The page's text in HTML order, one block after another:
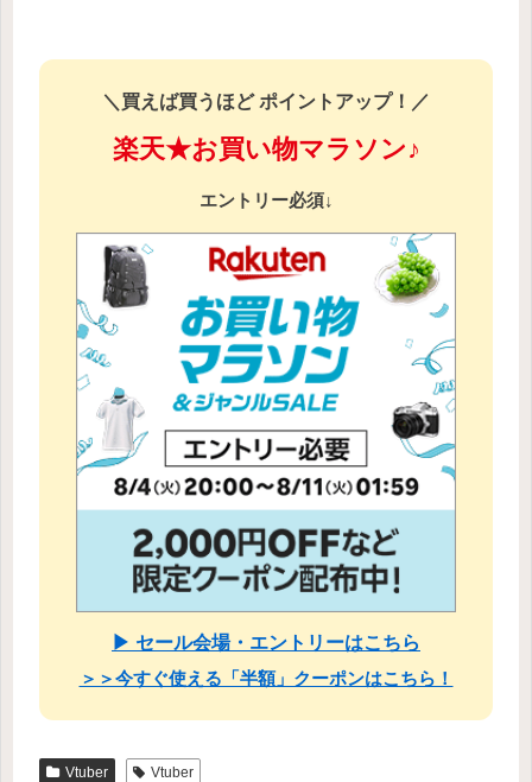
＼買えば買うほど ポイントアップ！／
楽天★お買い物マラソン♪
エントリー必須↓
▶ セール会場・エントリーはこちら
＞＞今すぐ使える「半額」クーポンはこちら！
Vtuber Vtuber